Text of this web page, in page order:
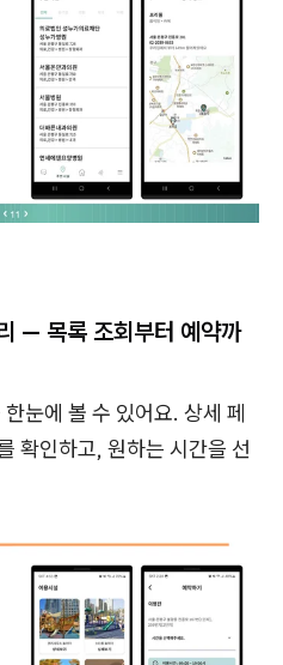
— 목록 조회부터 예약까
눈에 볼 수 있어요. 상세 페
확인하고, 원하는 시간을 선